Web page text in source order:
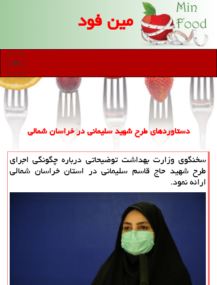
مین فود
منو
دستاوردهای طرح شهید سلیمانی در خراسان شمالی
سخنگوی وزارت بهداشت توضیحاتی درباره چگونگی اجرای
طرح شهید حاج قاسم سلیمانی در استان خراسان شمالی
ارائه نمود.